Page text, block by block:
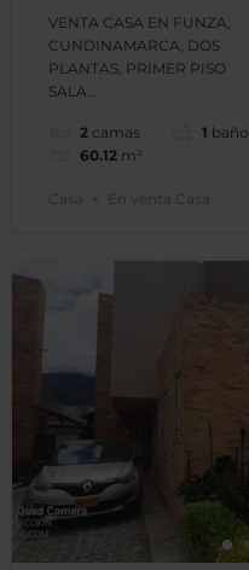
Conjunto
Zuame 1 –
Funza
VENTA CASA EN FUNZA,
CUNDINAMARCA, DOS
PLANTAS, PRIMER PISO
SALA...
2 camas 1 baño
60.12 m²
Casa En venta Casa